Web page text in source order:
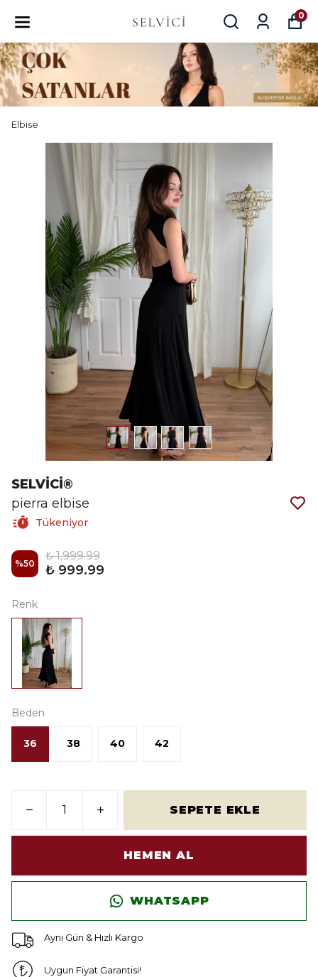
0
Elbise
SELVİCİ®
pierra elbise
Tükeniyor
%50
₺ 1,999.99
₺ 999.99
Renk
Beden
36 38 40 42
SEPETE EKLE
HEMEN AL
WHATSAPP
Aynı Gün & Hızlı Kargo
Uygun Fiyat Garantisi!